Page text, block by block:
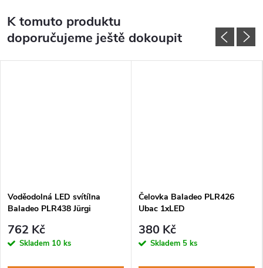
K tomuto produktu
doporučujeme ještě dokoupit
Voděodolná LED svítílna
Baladeo PLR438 Jürgi
762 Kč
Skladem 10 ks
Čelovka Baladeo PLR426
Ubac 1xLED
380 Kč
Skladem 5 ks